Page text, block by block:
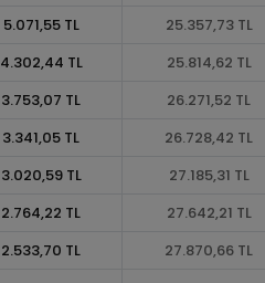
5.071,55 TL
25.357,73 TL
4.302,44 TL
25.814,62 TL
3.753,07 TL
26.271,52 TL
3.341,05 TL
26.728,42 TL
3.020,59 TL
27.185,31 TL
2.764,22 TL
27.642,21 TL
2.533,70 TL
27.870,66 TL